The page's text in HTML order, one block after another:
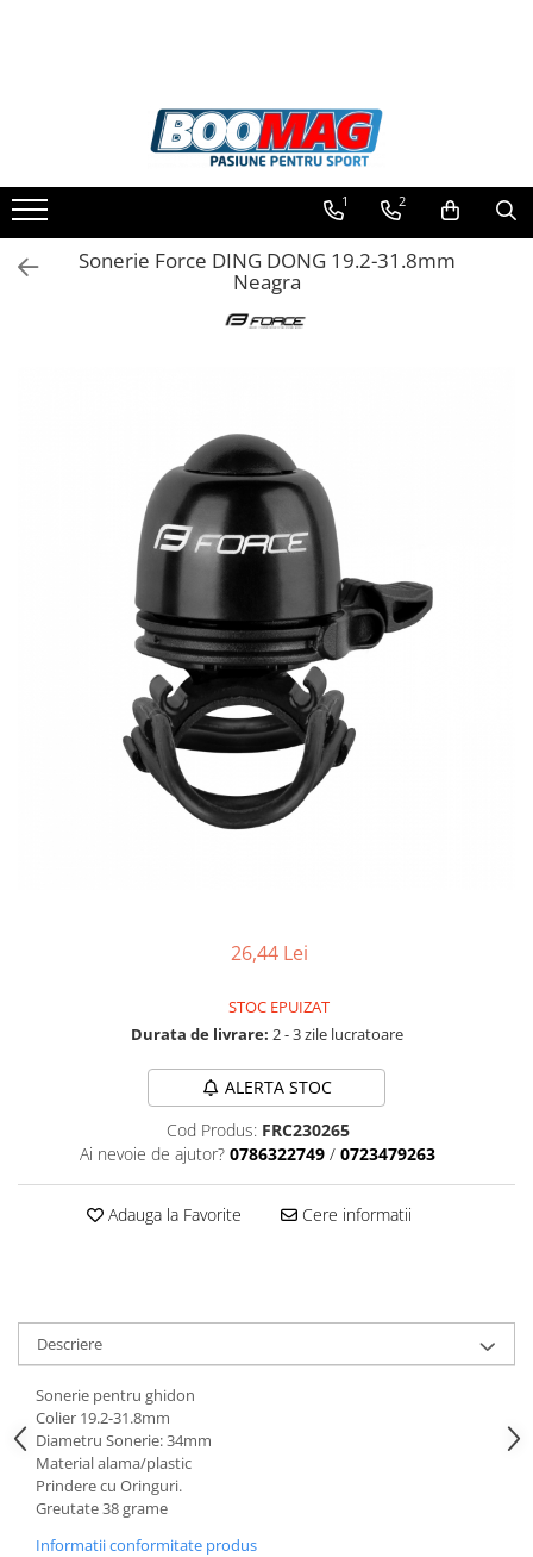
Biciclete copii
Biciclete dama
Biciclete mountain bike (MTB)
Biciclete de trekking
Accesorii biciclete
Scaun bicicleta copii
Chei si scule bicicleta
Portbagaj bicicleta
Antifurt bicicleta
Cosuri bicicleta
Pompa bicicleta
Produse intretinere bicicleta
Cricuri bicicleta
Aparatori noroi bicicleta
Lumini bicicleta
Computer bicicleta
Pinioane
Lant bicicleta
Urechi cadru bicicleta
Mansoane si ghidolina
Ghidoane bicicleta
Pipe ghidon
1 2
Sonerie Force DING DONG 19.2-31.8mm
Neagra
26,44 Lei
STOC EPUIZAT
Durata de livrare: 2 - 3 zile lucratoare
ALERTA STOC
Cod Produs: FRC230265
Ai nevoie de ajutor? 0786322749 / 0723479263
Adauga la Favorite Cere informatii
Descriere
Sonerie pentru ghidon
Colier 19.2-31.8mm
Diametru Sonerie: 34mm
Material alama/plastic
Prindere cu Oringuri.
Greutate 38 grame
Informatii conformitate produs